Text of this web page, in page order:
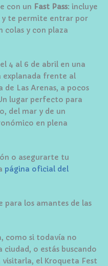
con un Fast Pass: incluye
y te permite entrar por
colas y con plaza
4 al 6 de abril en una
explanada frente al
Las Arenas, a pocos
lugar perfecto para
del mar y de un
en plena
o asegurarte tu
página oficial del
para los amantes de las
como si todavía no
ciudad, o estás buscando
visitarla, el Kroqueta Fest